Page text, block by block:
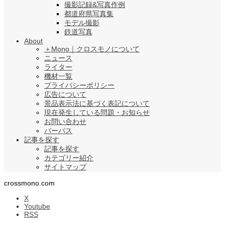
撮影記録&写真作例
都道府県写真集
モデル撮影
鉄道写真
About
＋Mono｜クロスモノについて
ニュース
ライター
機材一覧
プライバシーポリシー
広告について
景品表示法に基づく表記について
現在発生している問題・お知らせ
お問い合わせ
パーパス
記事を探す
記事を探す
カテゴリー紹介
サイトマップ
crossmono.com
X
Youtube
RSS